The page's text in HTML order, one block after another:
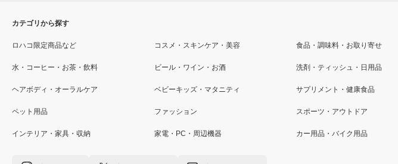
カテゴリから探す
ロハコ限定商品など コスメ・スキンケア・美容 食品・調味料・お取り寄せ
水・コーヒー・お茶・飲料 ビール・ワイン・お酒 洗剤・ティッシュ・日用品
ヘアボディ・オーラルケア ベビーキッズ・マタニティ サプリメント・健康食品
ペット用品 ファッション スポーツ・アウトドア
インテリア・家具・収納 家電・PC・周辺機器 カー用品・バイク用品